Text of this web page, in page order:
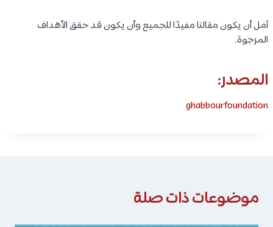
آمل أن يكون مقالنا مفيدًا للجميع وأن يكون قد حقق الأهداف
المرجوة.
المصدر:
ghabbourfoundation
موضوعات ذات صلة